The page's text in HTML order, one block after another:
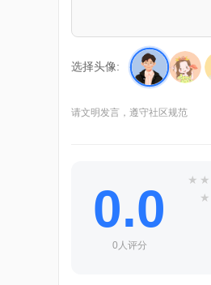
选择头像:
请文明发言，遵守社区规范
0.0
0人评分
★ ★
★